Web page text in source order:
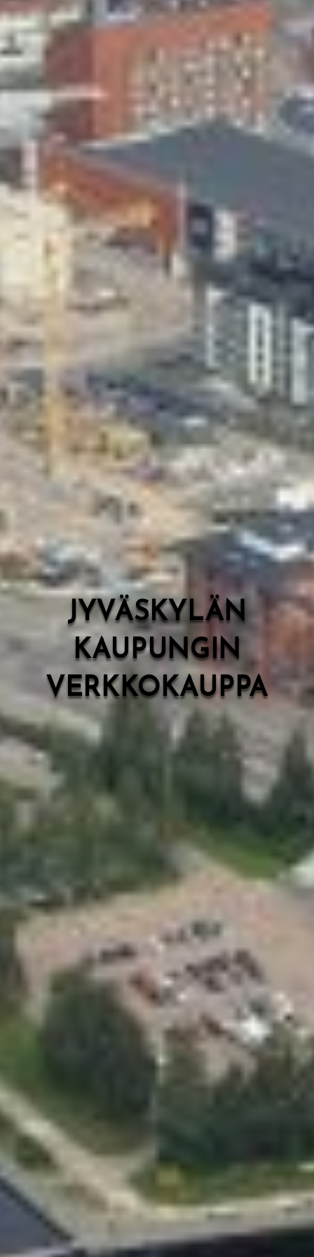
Skeittihalli
Varhaiskasvatus
Ateria- ja välipalamaksut
Mämminiemi
Taideapteekki
Kirjasto
Valon Kaupunki
Lasten Lysti & LystiKylä-festivaali
Ohje
English
JYVÄSKYLÄN
KAUPUNGIN
VERKKOKAUPPA